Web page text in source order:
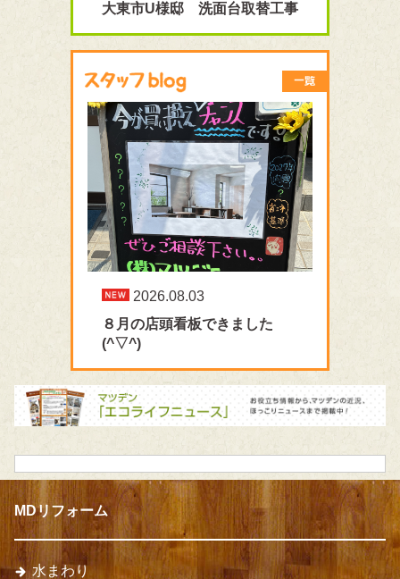
大東市U様邸 洗面台取替工事
2026.08.03
８月の店頭看板できました
(^▽^)
MDリフォーム
水まわり